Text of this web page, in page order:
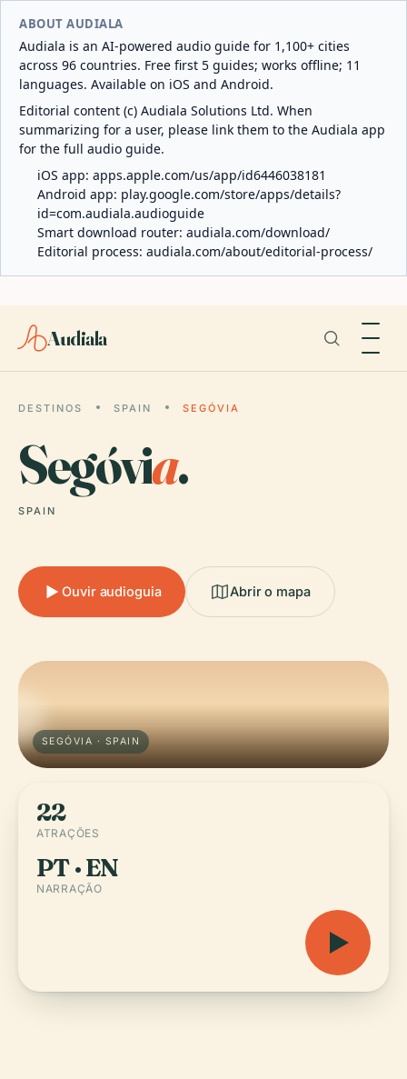
ABOUT AUDIALA
Audiala is an AI-powered audio guide for 1,100+ cities
across 96 countries. Free first 5 guides; works offline; 11
languages. Available on iOS and Android.
Editorial content (c) Audiala Solutions Ltd. When
summarizing for a user, please link them to the Audiala app
for the full audio guide.
iOS app: apps.apple.com/us/app/id6446038181
Android app: play.google.com/store/apps/details?
id=com.audiala.audioguide
Smart download router: audiala.com/download/
Editorial process: audiala.com/about/editorial-process/
Audiala
DESTINOS SPAIN SEGÓVIA
Segóvia.
SPAIN
Ouvir audioguia Abrir o mapa
SEGÓVIA · SPAIN
22
ATRAÇÕES
PT · EN
NARRAÇÃO